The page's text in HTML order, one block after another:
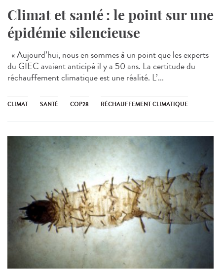
Climat et santé : le point sur une
épidémie silencieuse
« Aujourd’hui, nous en sommes à un point que les experts
du GIEC avaient anticipé il y a 50 ans. La certitude du
réchauffement climatique est une réalité. L’...
CLIMAT SANTÉ COP28 RÉCHAUFFEMENT CLIMATIQUE